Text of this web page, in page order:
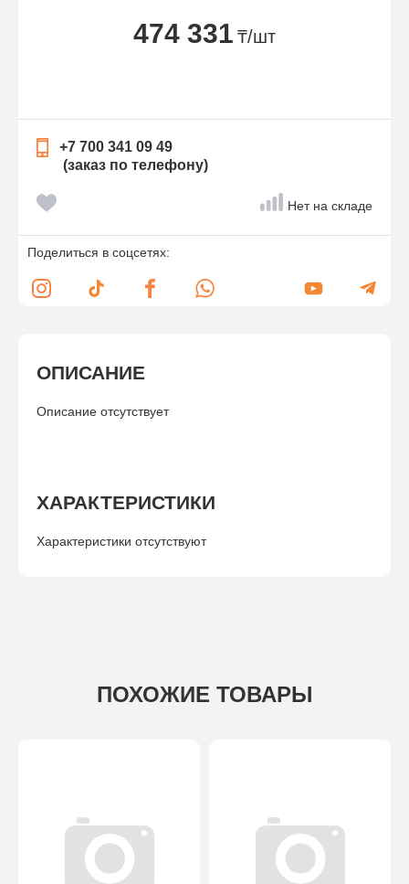
ОПИСАНИЕ
Описание отсутствует
ХАРАКТЕРИСТИКИ
Характеристики отсутствуют
474 331 ₸/шт
+7 700 341 09 49
(заказ по телефону)
Нет на складе
Поделиться в соцсетях:
ПОХОЖИЕ ТОВАРЫ